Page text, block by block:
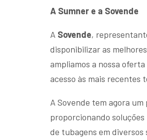
A Sumner e a Sovende
A Sovende,
disponibilizar as
ampliamos a nossa oferta
acesso às mais recentes
A Sovende tem agora
proporcionando
de tubagens em